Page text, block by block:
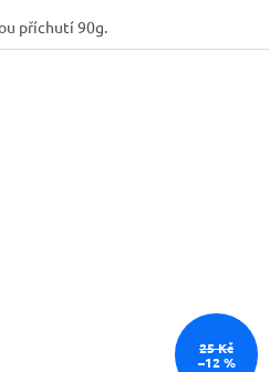
příchutí 90g.
25 Kč
–12 %